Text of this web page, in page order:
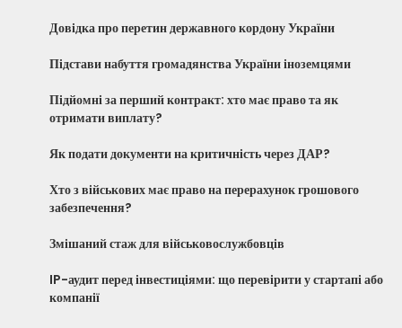
Довідка про перетин державного кордону України
Підстави набуття громадянства України іноземцями
Підйомні за перший контракт: хто має право та як
отримати виплату?
Як подати документи на критичність через ДАР?
Хто з військових має право на перерахунок грошового
забезпечення?
Змішаний стаж для військовослужбовців
IP-аудит перед інвестиціями: що перевірити у стартапі або
компанії